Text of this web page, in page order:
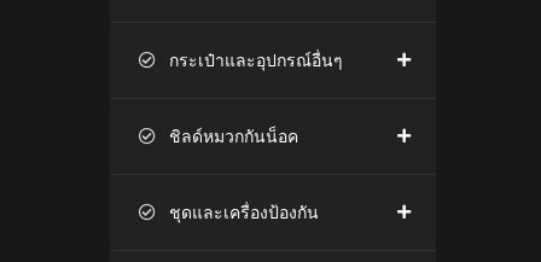
กระเป๋าและอุปกรณ์อื่นๆ
ชิลด์หมวกกันน็อค
ชุดและเครื่องป้องกัน